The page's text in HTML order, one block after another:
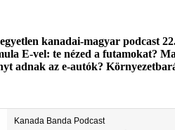
egyetlen kanadai-magyar podcast
E-vel: te nézed a futamokat?
adnak az e-autók?